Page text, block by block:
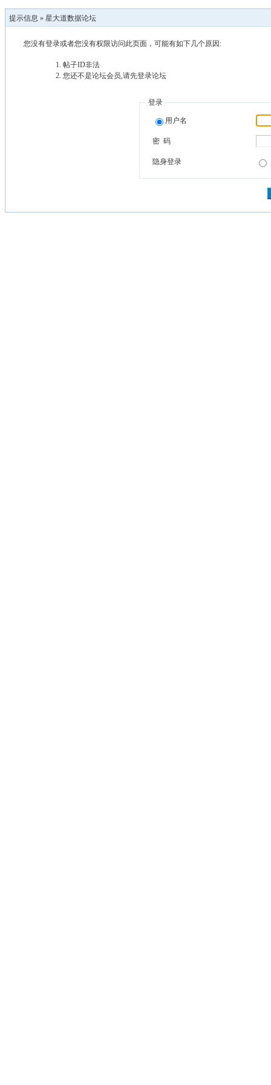
提示信息 » 星大道数据论坛
您没有登录或者您没有权限访问此页面，可能有如下几个原因:
帖子ID非法
您还不是论坛会员,请先登录论坛
登录
用户名
密 码
隐身登录